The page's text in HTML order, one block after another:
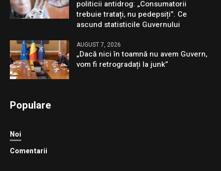
politicii antidrog: „Consumatorii
trebuie tratați, nu pedepsiți”. Ce
ascund statisticile Guvernului
AUGUST 7, 2026
„Dacă nici în toamnă nu avem Guvern,
vom fi retrogradați la junk”
Populare
Noi
Comentarii